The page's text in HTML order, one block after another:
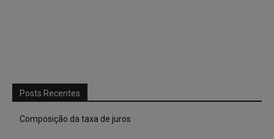
Posts Recentes
Composição da taxa de juros